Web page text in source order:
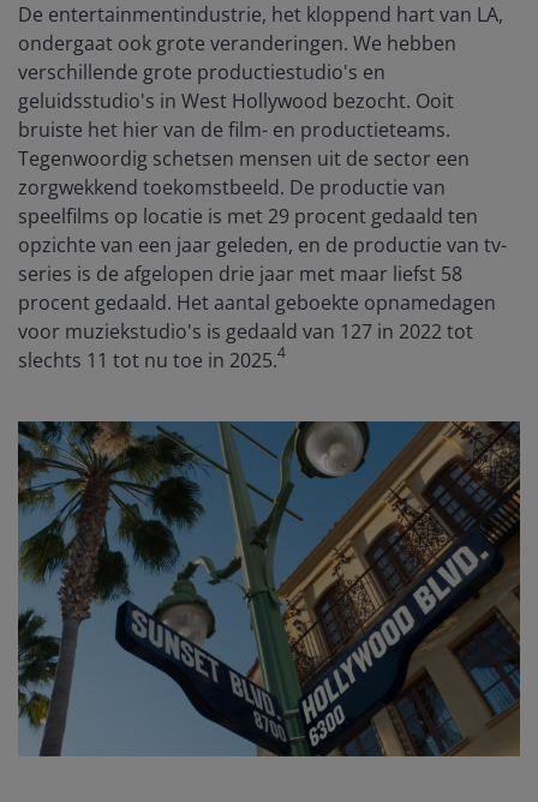
De entertainmentindustrie, het kloppend hart van LA,
ondergaat ook grote veranderingen. We hebben
verschillende grote productiestudio's en
geluidsstudio's in West Hollywood bezocht. Ooit
bruiste het hier van de film- en productieteams.
Tegenwoordig schetsen mensen uit de sector een
zorgwekkend toekomstbeeld. De productie van
speelfilms op locatie is met 29 procent gedaald ten
opzichte van een jaar geleden, en de productie van tv-
series is de afgelopen drie jaar met maar liefst 58
procent gedaald. Het aantal geboekte opnamedagen
voor muziekstudio's is gedaald van 127 in 2022 tot
slechts 11 tot nu toe in 2025.4